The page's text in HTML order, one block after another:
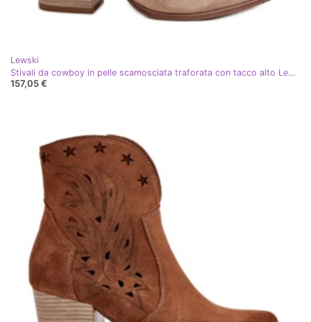
Lewski
Stivali da cowboy in pelle scamosciata traforata con tacco alto Lewski 3613 Beige
157,05 €